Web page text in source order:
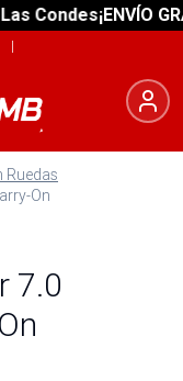
Condes¡ENVÍO
|
Ruedas
On
7.0